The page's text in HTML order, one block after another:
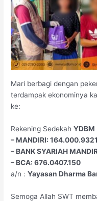
Mari berbagi dengan
terdampak ekonominya
ke:
Rekening SedekahYDBM
– MANDIRI:
– BANK SYARIAH
– BCA: 676.0407.150
a/n :Yayasan Dharma
Semoga Allah SWT